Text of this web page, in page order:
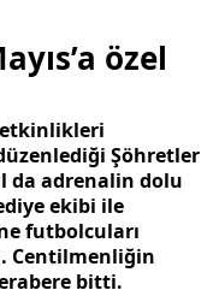
özel
etkinlikleri
Şöhretler
da adrenalin dolu
ekibi ile
futbolcuları
Centilmenliğin
bitti.